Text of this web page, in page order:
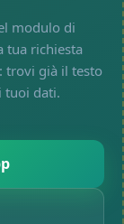
modulo di
tua richiesta
: trovi già il testo
tuoi dati.